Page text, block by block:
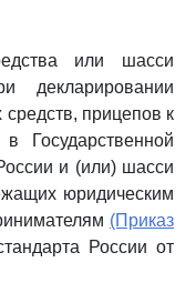
или шасси
декларировании
прицепов к
Государственной
и (или) шасси
юридическим
(Приказ
России от